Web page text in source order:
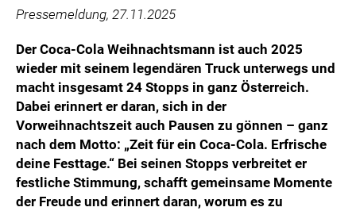
LOGOS
COCA COLA
PRESSEKONTAKT
Pressemeldung, 27.11.2025
Der Coca-Cola Weihnachtsmann ist auch 2025
wieder mit seinem legendären Truck unterwegs und
macht insgesamt 24 Stopps in ganz Österreich.
Dabei erinnert er daran, sich in der
Vorweihnachtszeit auch Pausen zu gönnen – ganz
nach dem Motto: „Zeit für ein Coca-Cola. Erfrische
deine Festtage.“ Bei seinen Stopps verbreitet er
festliche Stimmung, schafft gemeinsame Momente
der Freude und erinnert daran, worum es zu